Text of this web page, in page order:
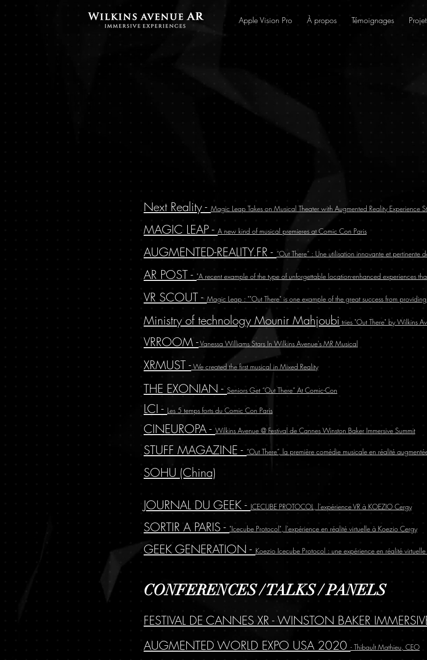
Apple Vision Pro À propos Témoignages
Next Reality - Magic Leap Takes on Musical Theater with Augmented Reality Experience
MAGIC LEAP - A new kind of musical premieres at Comic Con Paris
AUGMENTED-REALITY.FR - “Out There” : Une utilisation innovante et pertinente
AR POST - "A recent example of the type of unforgettable location-enhanced experiences
VR SCOUT - Magic Leap : ""Out There" is one example of the great success from
Ministry of technology Mounir Mahjoubi tries "Out There" by Wilkins
VRROOM -Vanessa Williams Stars In Wilkins Avenue's MR Musical
XRMUST - We created the first musical in Mixed Reality
THE EXONIAN - Seniors Get “Out There” At Comic-Con
LCI - Les 5 temps forts du Comic Con Paris
CINEUROPA - Wilkins Avenue @ Festival de Cannes Winston Baker Immersive Summit
STUFF MAGAZINE - “Out There”, la première comédie musicale en réalité
SOHU (China)
JOURNAL DU GEEK - ICECUBE PROTOCOL, l’expérience VR à KOEZIO Cergy
SORTIR A PARIS - "Icecube Protocol", l'expérience en réalité virtuelle à Koezio Cergy
GEEK GENERATION - Koezio Icecube Protocol : une expérience en réalité virtuelle
CONFERENCES / TALKS / PANELS
FESTIVAL DE CANNES XR - WINSTON BAKER
AUGMENTED WORLD EXPO USA 2020 - Thibault Mathieu, CEO